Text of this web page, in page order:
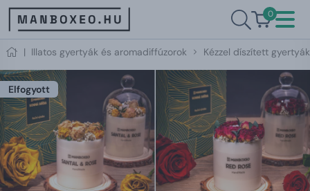
0
| Illatos gyertyák és aromadiffúzorok Kézzel díszített
Elfogyott